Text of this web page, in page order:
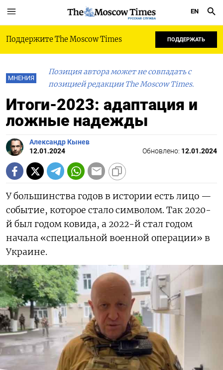
РУССКАЯ СЛУЖБА
EN
Поддержите The Moscow Times ПОДДЕРЖАТЬ
МНЕНИЯ
Позиция автора может не совпадать с
позицией редакции The Moscow Times.
Итоги-2023: адаптация и
ложные надежды
Александр Кынев
12.01.2024
Обновлено: 12.01.2024
У большинства годов в истории есть лицо —
событие, которое стало символом. Так 2020-
й был годом ковида, а 2022-й стал годом
начала «специальной военной операции» в
Украине.